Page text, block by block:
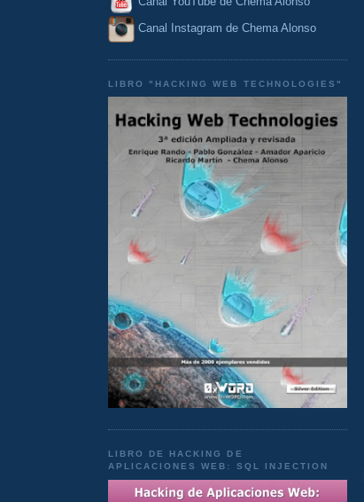
Canal Instagram de Chema Alonso
LIBRO "HACKING WEB TECHNOLOGIES"
LIBRO DE HACKING DE
APLICACIONES WEB: SQL INJECTION